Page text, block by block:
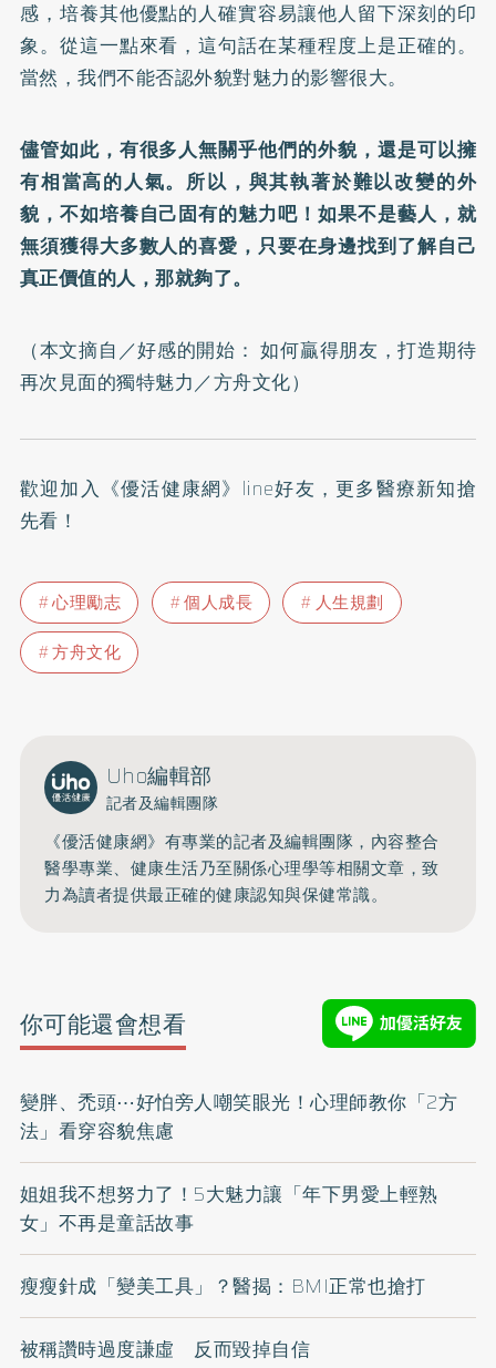
感，培養其他優點的人確實容易讓他人留下深刻的印
象。從這一點來看，這句話在某種程度上是正確的。
當然，我們不能否認外貌對魅力的影響很大。
儘管如此，有很多人無關乎他們的外貌，還是可以擁
有相當高的人氣。所以，與其執著於難以改變的外
貌，不如培養自己固有的魅力吧！如果不是藝人，就
無須獲得大多數人的喜愛，只要在身邊找到了解自己
真正價值的人，那就夠了。
（本文摘自／好感的開始： 如何贏得朋友，打造期待
再次見面的獨特魅力／方舟文化）
歡迎加入 《優活健康網》line好友 ，更多醫療新知搶
先看！
心理勵志 個人成長
人生規劃
方舟文化
Uho編輯部
記者及編輯團隊
《優活健康網》有專業的記者及編輯團隊，內容整合
醫學專業、健康生活乃至關係心理學等相關文章，致
力為讀者提供最正確的健康認知與保健常識。
你可能還會想看
變胖、禿頭⋯好怕旁人嘲笑眼光！心理師教你「2方
法」看穿容貌焦慮
姐姐我不想努力了！5大魅力讓「年下男愛上輕熟
女」不再是童話故事
瘦瘦針成「變美工具」？醫揭：BMI正常也搶打
被稱讚時過度謙虛 反而毀掉自信